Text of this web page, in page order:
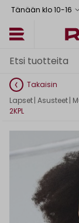
Tänään klo 10-16
Takaisin
Lapset| Asusteet|
2KPL